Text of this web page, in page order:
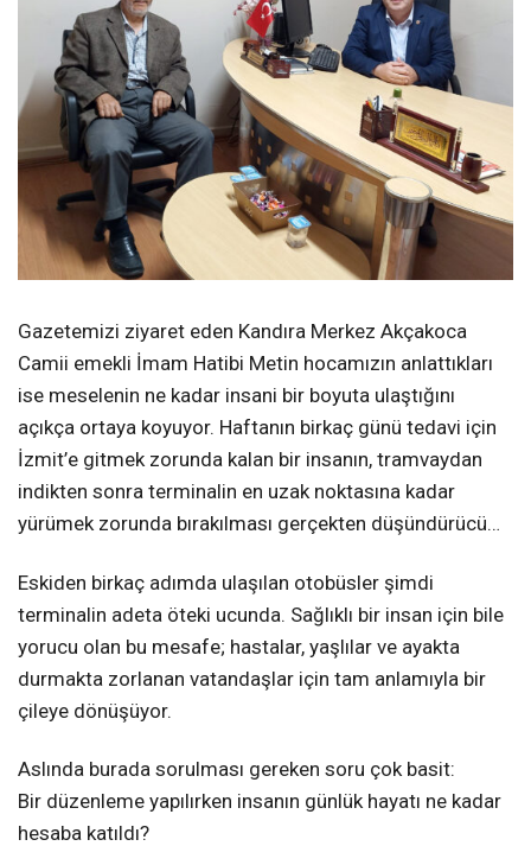
Gazetemizi ziyaret eden Kandıra Merkez Akçakoca
Camii emekli İmam Hatibi Metin hocamızın anlattıkları
ise meselenin ne kadar insani bir boyuta ulaştığını
açıkça ortaya koyuyor. Haftanın birkaç günü tedavi için
İzmit’e gitmek zorunda kalan bir insanın, tramvaydan
indikten sonra terminalin en uzak noktasına kadar
yürümek zorunda bırakılması gerçekten düşündürücü…
Eskiden birkaç adımda ulaşılan otobüsler şimdi
terminalin adeta öteki ucunda. Sağlıklı bir insan için bile
yorucu olan bu mesafe; hastalar, yaşlılar ve ayakta
durmakta zorlanan vatandaşlar için tam anlamıyla bir
çileye dönüşüyor.
Aslında burada sorulması gereken soru çok basit:
Bir düzenleme yapılırken insanın günlük hayatı ne kadar
hesaba katıldı?